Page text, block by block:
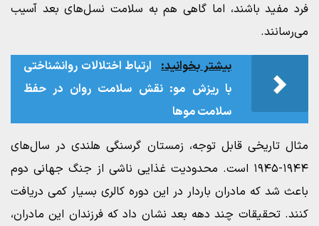
فرد مفید باشند، اما گاهی هم به سلامت نسل‌های بعد آسیب
می‌رسانند.
بیشتر بخوانید:
ارتباط اختلالات روانشناختی
با ریزش مو: نقش سلامت روان در حفظ
سلامت موها
مثال تاریخی قابل توجه، زمستان گرسنگی هلندی در سال‌های
۱۹۴۴-۱۹۴۵ است. محدودیت غذایی ناشی از جنگ جهانی دوم
باعث شد که مادران باردار در این دوره کالری بسیار کمی دریافت
کنند. تحقیقات چند دهه بعد نشان داد که فرزندان این مادران،